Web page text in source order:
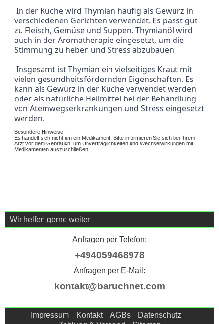
In der Küche wird Thymian häufig als Gewürz in
verschiedenen Gerichten verwendet. Es passt gut
zu Fleisch, Gemüse und Suppen. Thymianöl wird
auch in der Aromatherapie eingesetzt, um die
Stimmung zu heben und Stress abzubauen.
Insgesamt ist Thymian ein vielseitiges Kraut mit
vielen gesundheitsfördernden Eigenschaften. Es
kann als Gewürz in der Küche verwendet werden
oder als natürliche Heilmittel bei der Behandlung
von Atemwegserkrankungen und Stress eingesetzt
werden.
Besondere Hinweise:
Es handelt sich nicht um ein Medikament. Bitte informieren Sie sich bei Ihrem
Arzt vor dem Gebrauch, um Unverträglichkeiten und Wechselwirkungen mit
Medikamenten auszuschließen.
Wir helfen gerne weiter
Anfragen per Telefon:
+494059468978
Anfragen per E-Mail:
kontakt@baruchnet.com
Impressum Kontakt AGBs
Datenschutz